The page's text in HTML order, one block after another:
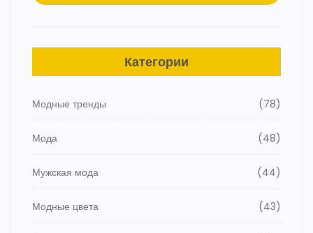
Категории
Модные тренды (78)
Мода (48)
Мужская мода (44)
Модные цвета (43)